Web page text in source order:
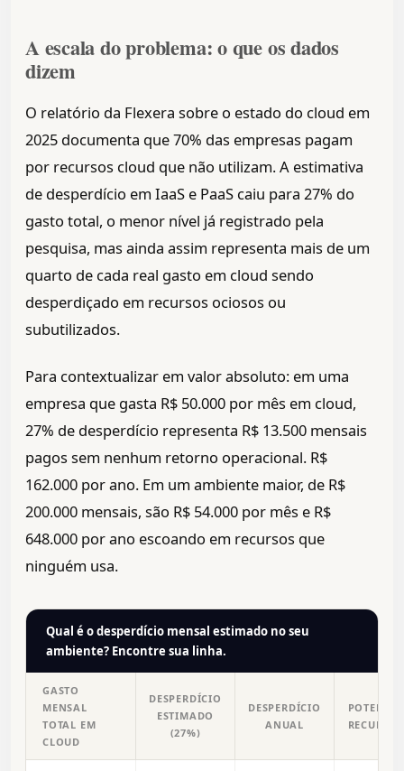
A escala do problema: o que os dados
dizem
O relatório da Flexera sobre o estado do cloud em
2025 documenta que 70% das empresas pagam
por recursos cloud que não utilizam. A estimativa
de desperdício em IaaS e PaaS caiu para 27% do
gasto total, o menor nível já registrado pela
pesquisa, mas ainda assim representa mais de um
quarto de cada real gasto em cloud sendo
desperdiçado em recursos ociosos ou
subutilizados.
Para contextualizar em valor absoluto: em uma
empresa que gasta R$ 50.000 por mês em cloud,
27% de desperdício representa R$ 13.500 mensais
pagos sem nenhum retorno operacional. R$
162.000 por ano. Em um ambiente maior, de R$
200.000 mensais, são R$ 54.000 por mês e R$
648.000 por ano escoando em recursos que
ninguém usa.
Qual é o desperdício mensal estimado no seu
ambiente? Encontre sua linha.
GASTO
MENSAL
TOTAL EM
CLOUD
DESPERDÍCIO
ESTIMADO
(27%)
DESPERDÍCIO
ANUAL